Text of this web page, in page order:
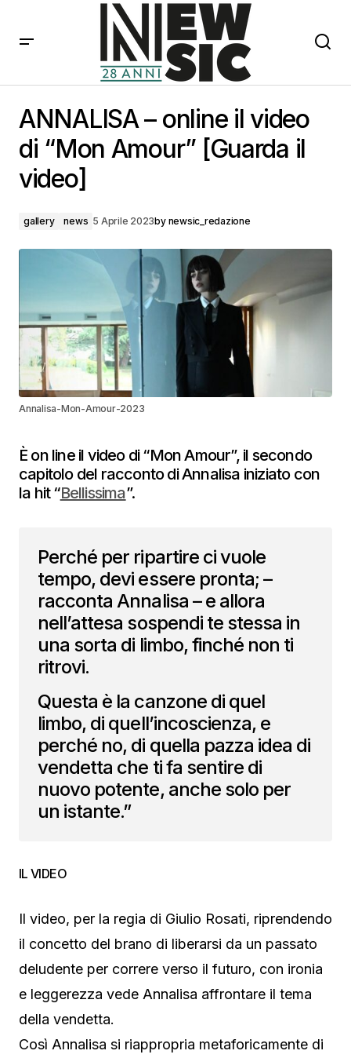
video]
ANNALISA – online il video
di “Mon Amour” [Guarda il
video]
gallery news 5 Aprile 2023by newsic_redazione
Annalisa-Mon-Amour-2023
È on line il video di “Mon Amour”, il secondo
capitolo del racconto di Annalisa iniziato con
la hit “Bellissima”.
Perché per ripartire ci vuole
tempo, devi essere pronta; –
racconta Annalisa – e allora
nell’attesa sospendi te stessa in
una sorta di limbo, finché non ti
ritrovi.
Questa è la canzone di quel
limbo, di quell’incoscienza, e
perché no, di quella pazza idea di
vendetta che ti fa sentire di
nuovo potente, anche solo per
un istante.”
IL VIDEO
Il video, per la regia di Giulio Rosati, riprendendo
il concetto del brano di liberarsi da un passato
deludente per correre verso il futuro, con ironia
e leggerezza vede Annalisa affrontare il tema
della vendetta.
Così Annalisa si riappropria metaforicamente di